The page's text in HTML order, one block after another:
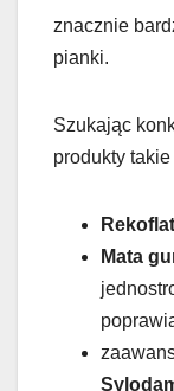
znacznie
pianki.
Szukając
produkty takie
Mata